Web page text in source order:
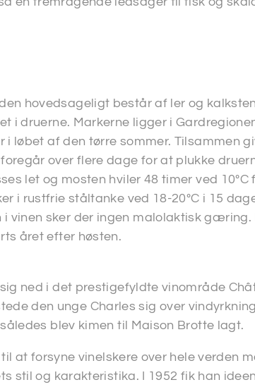
hovedsageligt består af ler og
i druerne. Markerne ligger i
løbet af den tørre sommer. Tilsammen
over flere dage for at plukke
let og mosten hviler 48 timer ved 10ºC
i rustfrie ståltanke ved 18-20ºC i 15
vinen sker der ingen malolaktisk gæring.
året efter høsten.
ned i det prestigefyldte vinområde
den unge Charles sig over
blev kimen til Maison Brotte lagt.
at forsyne vinelskere over hele verden
stil og karakteristika. I 1952 fik han